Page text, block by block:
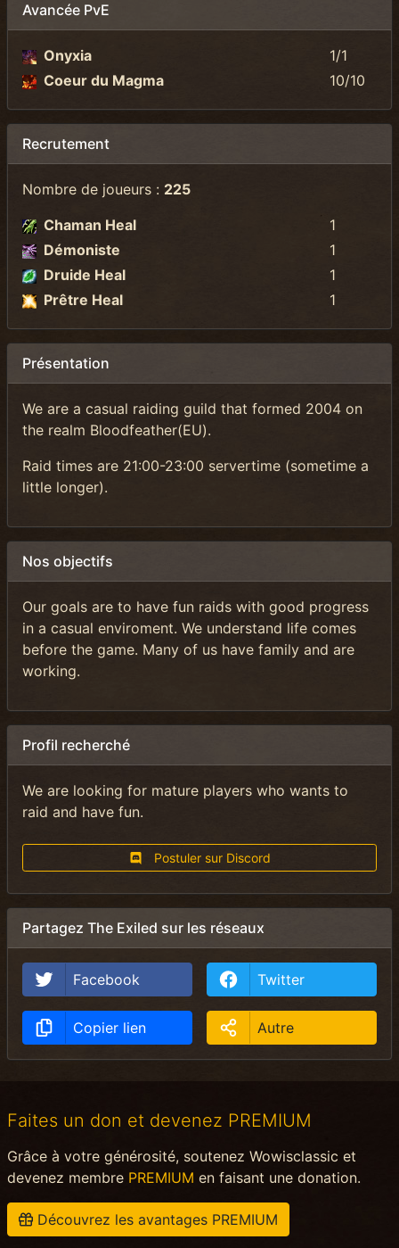
Avancée PvE
Onyxia
1/1
Coeur du Magma
10/10
Recrutement
Nombre de joueurs : 225
Chaman Heal
1
Démoniste
1
Druide Heal
1
Prêtre Heal
1
Présentation
We are a casual raiding guild that formed 2004 on
the realm Bloodfeather(EU).
Raid times are 21:00-23:00 servertime (sometime a
little longer).
Nos objectifs
Our goals are to have fun raids with good progress
in a casual enviroment. We understand life comes
before the game. Many of us have family and are
working.
Profil recherché
We are looking for mature players who wants to
raid and have fun.
Postuler sur Discord
Partagez The Exiled sur les réseaux
Facebook Twitter
Copier lien Autre
Faites un don et devenez PREMIUM
Grâce à votre générosité, soutenez Wowisclassic et
devenez membre PREMIUM en faisant une donation.
Découvrez les avantages PREMIUM